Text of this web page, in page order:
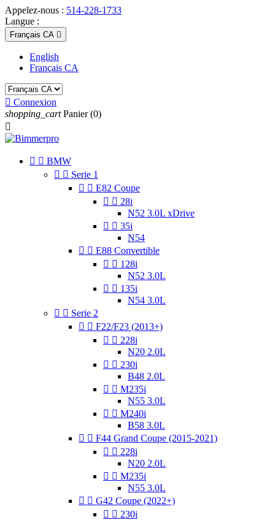
Appelez-nous : 514-228-1733
Langue :
Français CA 
English
Français CA
 Connexion
shopping_cart Panier (0)

  BMW
  Serie 1
  E82 Coupe
  28i
N52 3.0L xDrive
  35i
N54
  E88 Convertible
  128i
N52 3.0L
  135i
N54 3.0L
  Serie 2
  F22/F23 (2013+)
  228i
N20 2.0L
  230i
B48 2.0L
  M235i
N55 3.0L
  M240i
B58 3.0L
  F44 Grand Coupe (2015-2021)
  228i
N20 2.0L
  M235i
N55 3.0L
  G42 Coupe (2022+)
  230i